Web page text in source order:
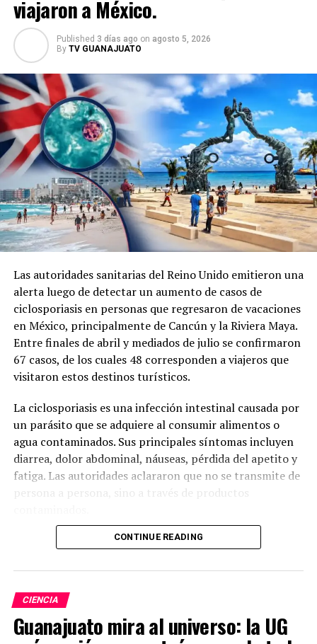
viajaron a México.
Published 3 días ago on agosto 5, 2026
By TV GUANAJUATO
Las autoridades sanitarias del Reino Unido emitieron una
alerta luego de detectar un aumento de casos de
ciclosporiasis en personas que regresaron de vacaciones
en México, principalmente de Cancún y la Riviera Maya.
Entre finales de abril y mediados de julio se confirmaron
67 casos, de los cuales 48 corresponden a viajeros que
visitaron estos destinos turísticos.
La ciclosporiasis es una infección intestinal causada por
un parásito que se adquiere al consumir alimentos o
agua contaminados. Sus principales síntomas incluyen
diarrea, dolor abdominal, náuseas, pérdida del apetito y
fatiga. Las autoridades aclararon que no se transmite de
persona a persona, sino a través de productos
Ante el incremento de casos, la Agencia de Seguridad
determinar si existe un origen común de los contagios y
trabaja en coordinación con autoridades mexicanas y el
sector turístico para identificar la fuente del problema.
Mientras tanto, recomendó a los viajeros extremar las
CONTINUE READING
CIENCIA
Guanajuato mira al universo: la UG